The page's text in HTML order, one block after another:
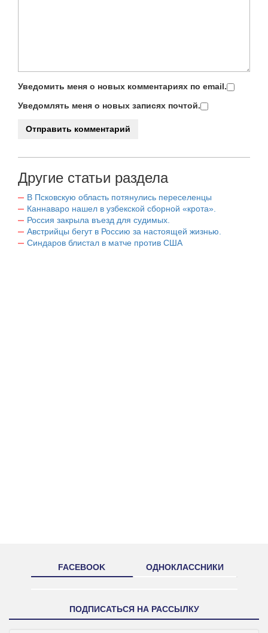
Уведомить меня о новых комментариях по email.
Уведомлять меня о новых записях почтой.
Другие статьи раздела
В Псковскую область потянулись переселенцы
Каннаваро нашел в узбекской сборной «крота».
Россия закрыла въезд для судимых.
Австрийцы бегут в Россию за настоящей жизнью.
Синдаров блистал в матче против США
FACEBOOK ОДНОКЛАССНИКИ
ПОДПИСАТЬСЯ НА РАССЫЛКУ